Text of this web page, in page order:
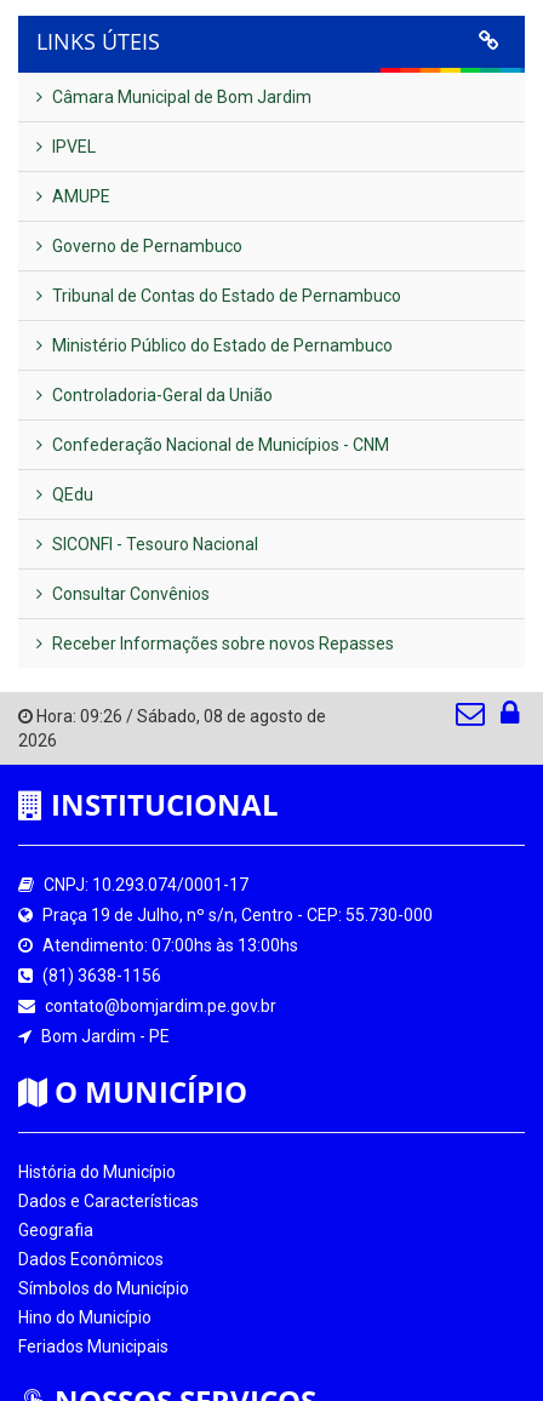
LINKS ÚTEIS
Câmara Municipal de Bom Jardim
IPVEL
AMUPE
Governo de Pernambuco
Tribunal de Contas do Estado de Pernambuco
Ministério Público do Estado de Pernambuco
Controladoria-Geral da União
Confederação Nacional de Municípios - CNM
QEdu
SICONFI - Tesouro Nacional
Consultar Convênios
Receber Informações sobre novos Repasses
Hora: 09:26 /Sábado, 08 de agosto de
2026
INSTITUCIONAL
CNPJ: 10.293.074/0001-17
Praça 19 de Julho, nº s/n, Centro - CEP: 55.730-000
Atendimento: 07:00hs às 13:00hs
(81) 3638-1156
contato@bomjardim.pe.gov.br
Bom Jardim - PE
O MUNICÍPIO
História do Município
Dados e Características
Geografia
Dados Econômicos
Símbolos do Município
Hino do Município
Feriados Municipais